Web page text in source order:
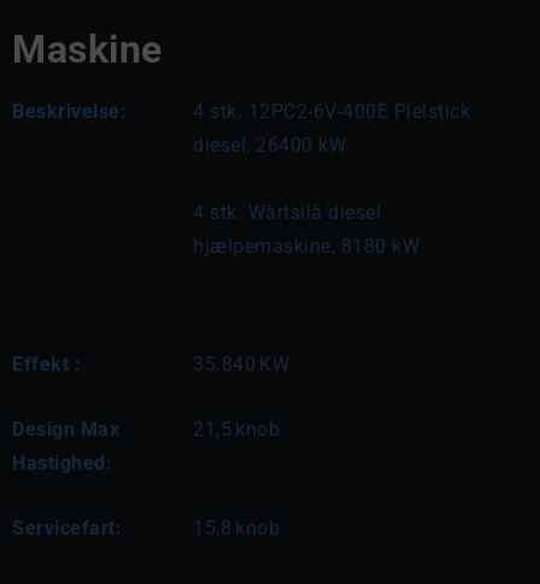
Maskine
Beskrivelse:
4 stk. 12PC2-6V-400E Pielstick
diesel, 26400 kW
4 stk. Wärtsilä diesel
hjælpemaskine, 8180 kW
Effekt : 35.840 KW
Design Max
Hastighed:
21,5 knob
Servicefart: 15,8 knob